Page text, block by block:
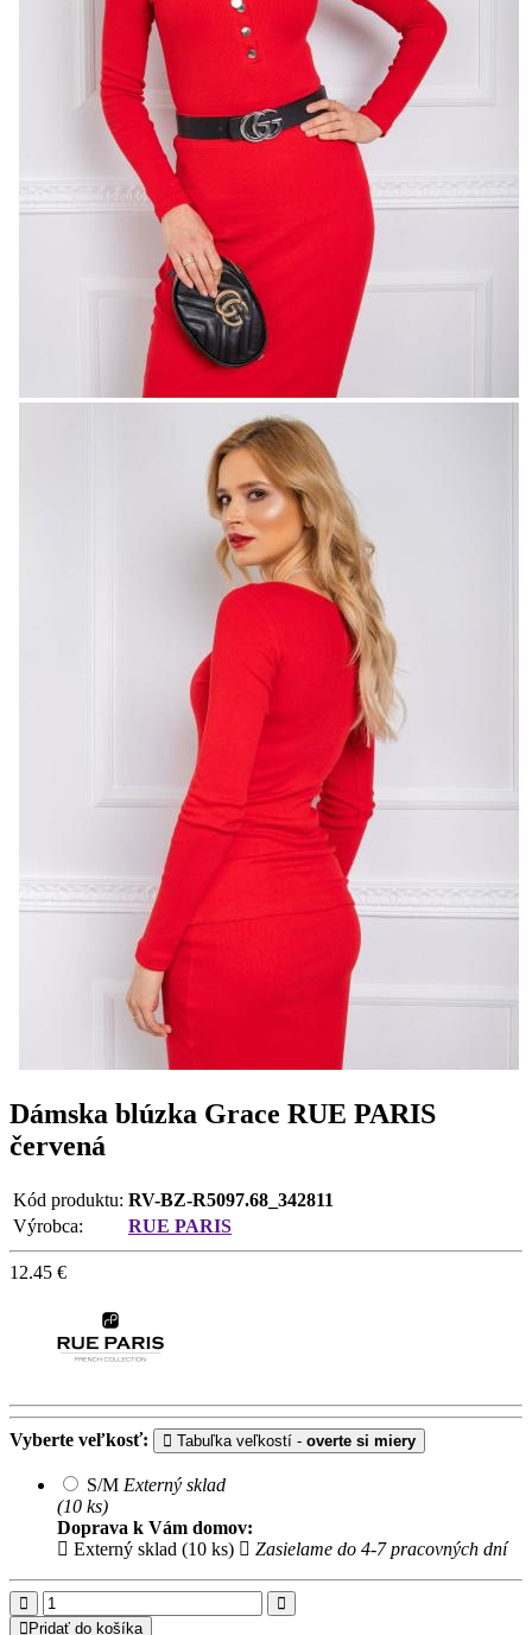
Dámska blúzka Grace RUE PARIS
červená
Kód produktu: RV-BZ-R5097.68_342811
Výrobca:
RUE PARIS
12.45 €
Vyberte veľkosť: Tabuľka veľkostí - overte si miery
S/M Externý sklad
(10 ks)
Doprava k Vám domov:
Externý sklad (10 ks)
Zasielame do 4-7 pracovných dní
Pridať do košíka